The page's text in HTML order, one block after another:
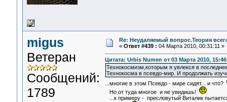
migus
Ветеран
Сообщений:
1789
Re: Неудаляемый вопрос.Теория
« Ответ #439 : 04 Марта 2010, 00:31:11 »
Цитата: Urbis Numen от 03 Марта 2010,
Технокосмизм,которым я увлекся в
Технокосма в псевдо-мир. И продолжать
...многие в этом Псевдо - мире сидят... и что?
Но от туда многое и не увидишь!
...к примеру - пресловутый Виталик